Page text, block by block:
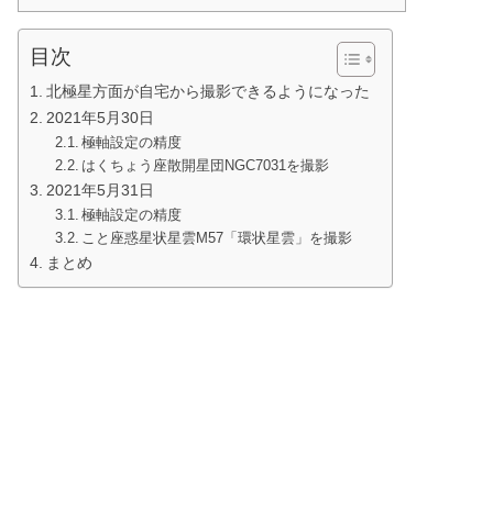
目次
北極星方面が自宅から撮影できるようになった
2021年5月30日
極軸設定の精度
はくちょう座散開星団NGC7031を撮影
2021年5月31日
極軸設定の精度
こと座惑星状星雲M57「環状星雲」を撮影
まとめ